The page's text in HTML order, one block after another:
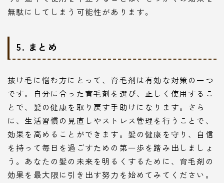
無駄にしてしまう可能性があります。
5. まとめ
抜け毛に悩む方にとって、育毛剤は有効な対策の一つ
です。自分に合った育毛剤を選び、正しく使用するこ
とで、髪の健康を取り戻す手助けになります。さら
に、生活習慣の見直しやストレス管理を行うことで、
効果を高めることができます。髪の健康を守り、自信
を持って毎日を過ごすための第一歩を踏み出しましょ
う。あなたの髪の未来を明るくするために、育毛剤の
効果を最大限に引き出す努力を始めてみてください。